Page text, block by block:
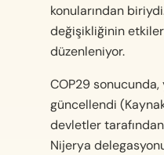
konularından
değişikliğinin
düzenleniyor.
COP29 sonucunda,
güncellendi
devletler
Nijerya